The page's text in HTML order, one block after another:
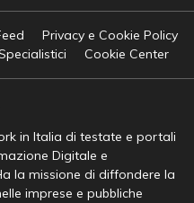
Privacy e Cookie Policy
Cookie Center
in Italia di testate e portali
Digitale e
la missione di diffondere la
imprese e pubbliche